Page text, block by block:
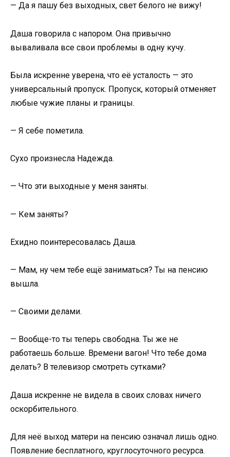
— Да я пашу без выходных, свет белого не вижу!
Даша говорила с напором. Она привычно
вываливала все свои проблемы в одну кучу.
Была искренне уверена, что её усталость — это
универсальный пропуск. Пропуск, который отменяет
любые чужие планы и границы.
— Я себе пометила.
Сухо произнесла Надежда.
— Что эти выходные у меня заняты.
— Кем заняты?
Ехидно поинтересовалась Даша.
— Мам, ну чем тебе ещё заниматься? Ты на пенсию
вышла.
— Своими делами.
— Вообще-то ты теперь свободна. Ты же не
работаешь больше. Времени вагон! Что тебе дома
делать? В телевизор смотреть сутками?
Даша искренне не видела в своих словах ничего
оскорбительного.
Для неё выход матери на пенсию означал лишь одно.
Появление бесплатного, круглосуточного ресурса.